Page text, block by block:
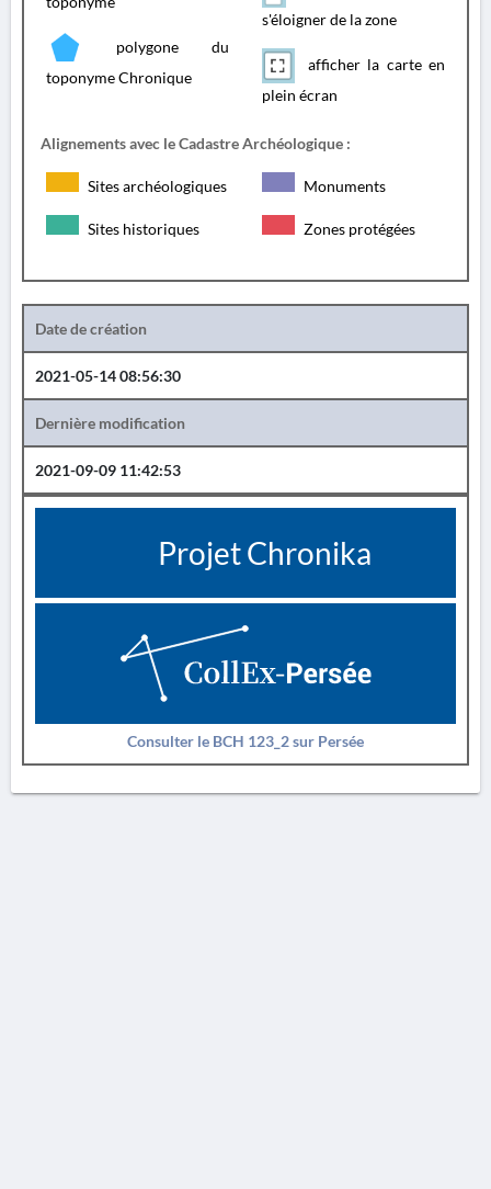
polygone du
toponyme Chronique
s'éloigner de la zone
afficher la carte en
plein écran
Alignements avec le Cadastre Archéologique :
Sites archéologiques Monuments
Sites historiques Zones protégées
Date de création
2021-05-14 08:56:30
Dernière modification
2021-09-09 11:42:53
Projet Chronika
Consulter le BCH 123_2 sur Persée